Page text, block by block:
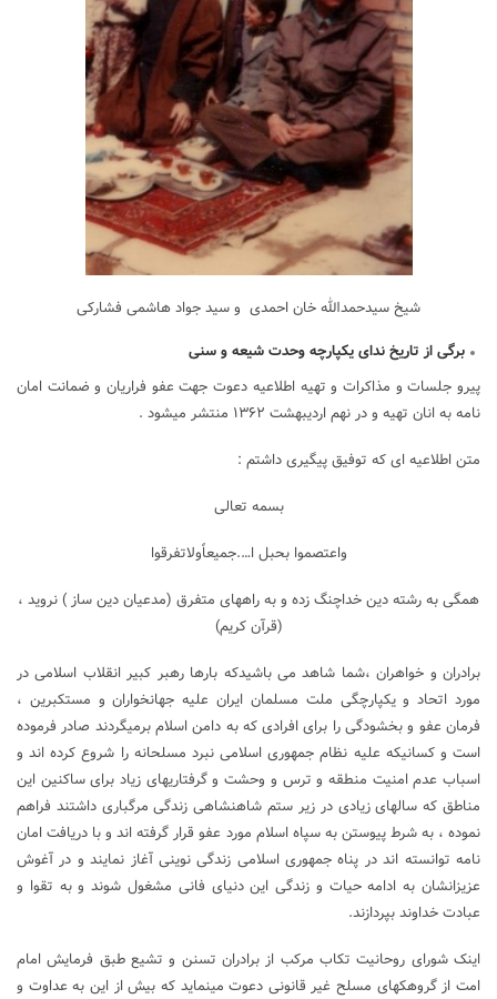
شیخ سیدحمدالله خان احمدی و سید جواد هاشمی فشارکی
برگی از تاریخ ندای یکپارچه وحدت شیعه و سنی
پیرو جلسات و مذاکرات و تهیه اطلاعیه دعوت جهت عفو فراریان و ضمانت امان
نامه به انان تهیه و در نهم اردیبهشت ۱۳۶۲ منتشر میشود .
متن اطلاعیه ای که توفیق پیگیری داشتم :
بسمه تعالی
واعتصموا بحبل ا….جمیعاًولاتفرقوا
همگی به رشته دین خداچنگ زده و به راههای متفرق (مدعیان دین ساز ) نروید ،
(قرآن کریم)
برادران و خواهران ،شما شاهد می باشیدکه بارها رهبر کبیر انقلاب اسلامی در
مورد اتحاد و یکپارچگی ملت مسلمان ایران علیه جهانخواران و مستکبرین ،
فرمان عفو و بخشودگی را برای افرادی که به دامن اسلام برمیگردند صادر فرموده
است و کسانیکه علیه نظام جمهوری اسلامی نبرد مسلحانه را شروع کرده اند و
اسباب عدم امنیت منطقه و ترس و وحشت و گرفتاریهای زیاد برای ساکنین این
مناطق که سالهای زیادی در زیر ستم شاهنشاهی زندگی مرگباری داشتند فراهم
نموده ، به شرط پیوستن به سپاه اسلام مورد عفو قرار گرفته اند و با دریافت امان
نامه توانسته اند در پناه جمهوری اسلامی زندگی نوینی آغاز نمایند و در آغوش
عزیزانشان به ادامه حیات و زندگی این دنیای فانی مشغول شوند و به تقوا و
عبادت خداوند بپردازند.
اینک شورای روحانیت تکاب مرکب از برادران تسنن و تشیع طبق فرمایش امام
امت از گروهکهای مسلح غیر قانونی دعوت مینماید که بیش از این به عداوت و